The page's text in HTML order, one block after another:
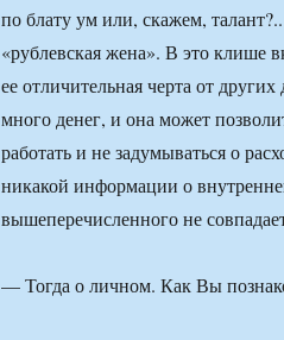
по блату ум или, скажем,
«рублевская жена». В это клише
ее отличительная черта от
много денег, и она может
работать и не задумываться о
никакой информации о
вышеперечисленного не
— Тогда о личном. Как Вы